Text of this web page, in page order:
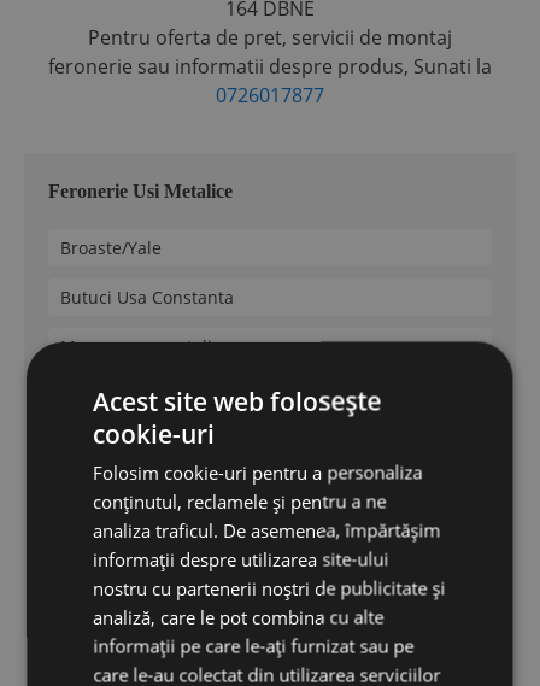
Feronerie Usi Metalice
Broaste/Yale
Butuci Usa Constanta
Manere usa metalica
Mottura
Securemme
Dierre
Feronerie Termopan
164 DBNE
Pentru oferta de pret, servicii de montaj
feronerie sau informatii despre produs, Sunati la
0726017877
Acest site web folosește
cookie-uri
Folosim cookie-uri pentru a personaliza
conținutul, reclamele și pentru a ne
analiza traficul. De asemenea, împărtășim
informații despre utilizarea site-ului
nostru cu partenerii noștri de publicitate și
analiză, care le pot combina cu alte
informații pe care le-ați furnizat sau pe
care le-au colectat din utilizarea serviciilor